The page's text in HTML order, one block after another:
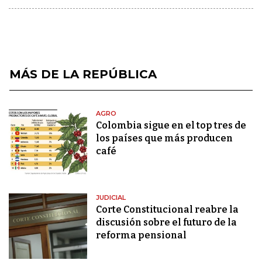
MÁS DE LA REPÚBLICA
AGRO
Colombia sigue en el top tres de
los países que más producen
café
JUDICIAL
Corte Constitucional reabre la
discusión sobre el futuro de la
reforma pensional